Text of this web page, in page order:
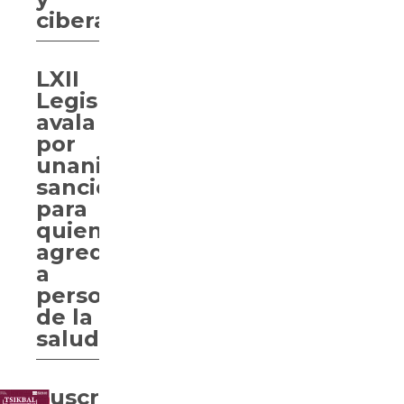
ciberacoso
LXII
Legislatura
avala
por
unanimidad
sanciones
para
quien
agreda
a
personal
de la
salud
Suscriben